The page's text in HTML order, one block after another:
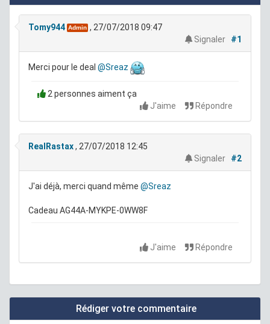
Tomy944 Admin , 27/07/2018 09:47
Signaler
#1
Merci pour le deal @Sreaz
2 personnes aiment ça
J'aime
Répondre
RealRastax, 27/07/2018 12:45
Signaler
#2
J'ai déjà, merci quand même @Sreaz
Cadeau AG44A-MYKPE-0WW8F
J'aime Répondre
Rédiger votre commentaire